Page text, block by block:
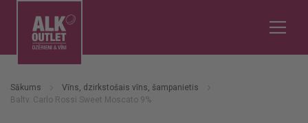
Sākums
Vīns, dzirkstošais vīns, šampanietis
Baltv. Carlo Rossi Sweet Moscato 9%